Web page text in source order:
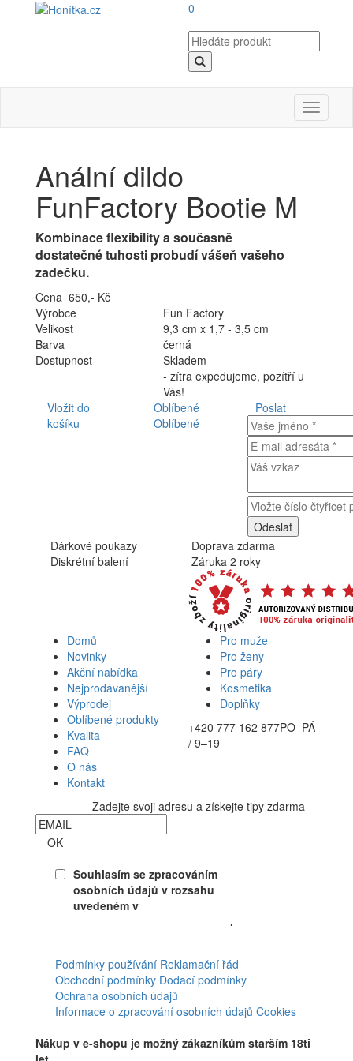
0
Toggle
Anální dildo
FunFactory Bootie M
Kombinace flexibility a současně
dostatečné tuhosti probudí vášeň vašeho
zadečku.
Cena 650,- Kč
Výrobce
Fun Factory
Velikost
9,3 cm x 1,7 - 3,5 cm
Barva
černá
Dostupnost
Skladem
- zítra expedujeme, pozítří u
Vás!
Vložit do
košíku
Oblíbené
Oblíbené
Poslat
Dárkové poukazy
Doprava zdarma
Diskrétní balení
Záruka 2 roky
Domů
Novinky
Akční nabídka
Nejprodávanější
Výprodej
Oblíbené produkty
Kvalita
FAQ
O nás
Kontakt
Pro muže
Pro ženy
Pro páry
Kosmetika
Doplňky
+420 777 162 877PO–PÁ
/ 9–19
Zadejte svoji adresu a získejte tipy zdarma
OK
Souhlasím se zpracováním
osobních údajů v rozsahu
uvedeném v
.
Podmínky používání Reklamační řád
Obchodní podmínky Dodací podmínky
Ochrana osobních údajů
Informace o zpracování osobních údajů Cookies
Nákup v e-shopu je možný zákazníkům starším 18ti